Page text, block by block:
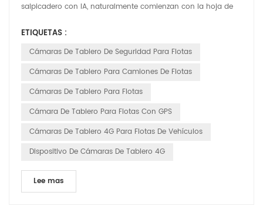
salpicadero con IA, naturalmente comienzan con la hoja de
capacidad de procesamiento del chipset y las clasificaciones
físicas de protección contra la entrada de elementos
operacione...
ETIQUETAS :
Cámaras De Tablero De Seguridad Para Flotas
Cámaras De Tablero Para Camiones De Flotas
Cámaras De Tablero Para Flotas
Cámara De Tablero Para Flotas Con GPS
Cámaras De Tablero 4G Para Flotas De Vehículos
Dispositivo De Cámaras De Tablero 4G
Lee mas